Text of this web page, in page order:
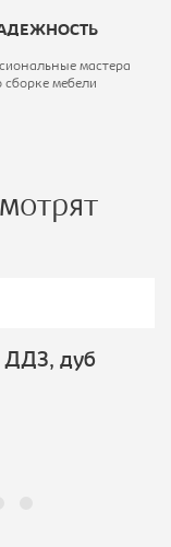
мастера
сборке мебели
ДДЗ, дуб